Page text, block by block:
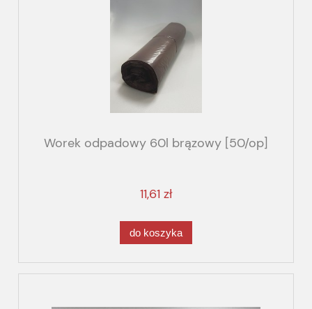
Worek odpadowy 60l brązowy [50/op]
11,61 zł
do koszyka